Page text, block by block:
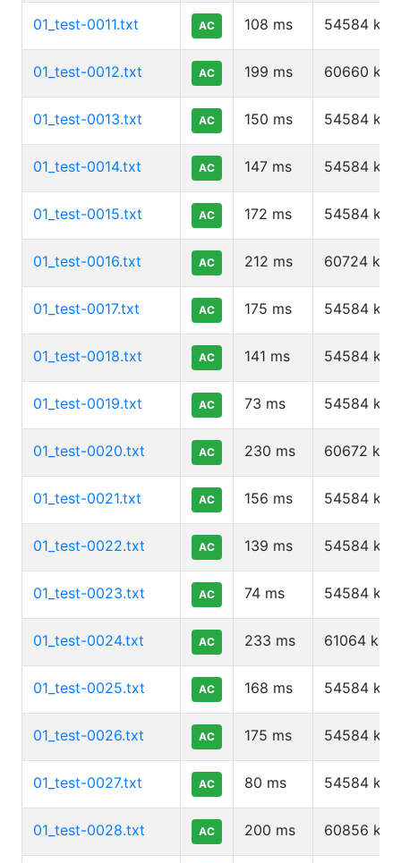
01_test-0011.txt AC 108 ms 54584 kb
01_test-0012.txt AC 199 ms 60660 kb
01_test-0013.txt AC 150 ms 54584 kb
01_test-0014.txt AC 147 ms 54584 kb
01_test-0015.txt AC 172 ms 54584 kb
01_test-0016.txt AC 212 ms 60724 kb
01_test-0017.txt AC 175 ms 54584 kb
01_test-0018.txt AC 141 ms 54584 kb
01_test-0019.txt AC 73 ms 54584 kb
01_test-0020.txt AC 230 ms 60672 kb
01_test-0021.txt AC 156 ms 54584 kb
01_test-0022.txt AC 139 ms 54584 kb
01_test-0023.txt AC 74 ms 54584 kb
01_test-0024.txt AC 233 ms 61064 kb
01_test-0025.txt AC 168 ms 54584 kb
01_test-0026.txt AC 175 ms 54584 kb
01_test-0027.txt AC 80 ms 54584 kb
01_test-0028.txt AC 200 ms 60856 kb